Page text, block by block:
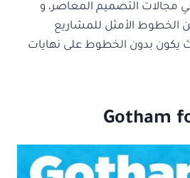
مجالات التصميم المعاصر، و
الخطوط الأمثل للمشاريع
يكون بدون الخطوط على نهايات